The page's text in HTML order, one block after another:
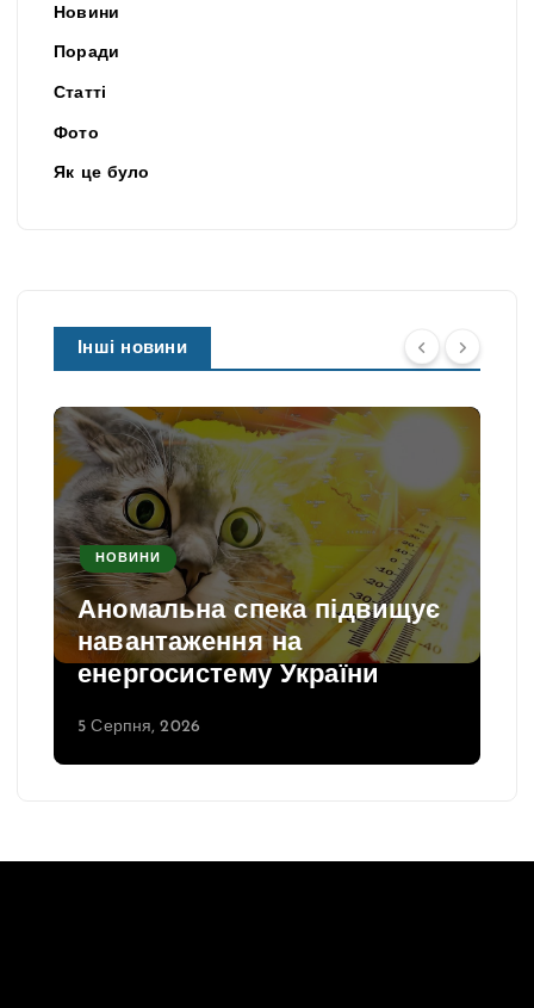
Новини
Поради
Статті
Фото
Як це було
Інші новини
НОВИНИ
Аномальна спека підвищує
навантаження на
енергосистему України
5 Серпня, 2026